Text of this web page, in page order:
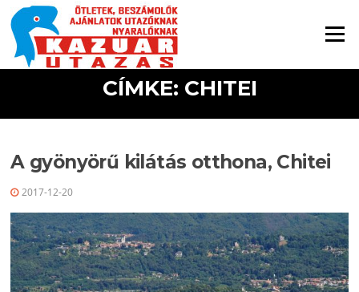
Ugrás a tartalomra
Menü
CÍMKE: CHITEI
A gyönyörű kilátás otthona, Chitei
2017-12-20